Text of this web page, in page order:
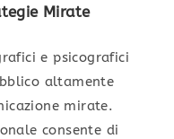
Mirate
e psicografici
altamente
mirate.
consente di